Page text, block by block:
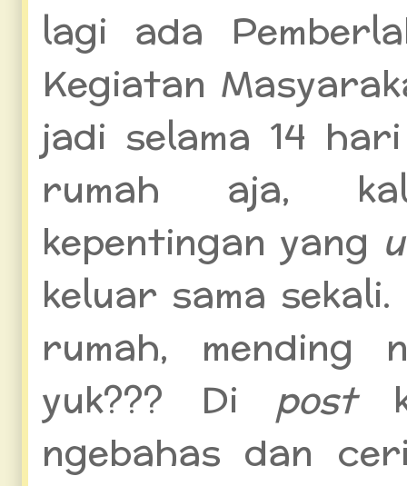
lagi ada
Kegiatan
jadi selama 14
rumah aja,
kepentingan yang
keluar sama
rumah, mending
yuk??? Di post
ngebahas dan